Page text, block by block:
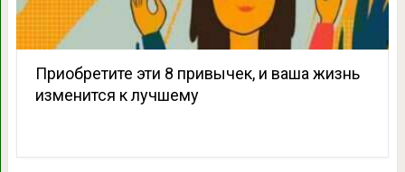
Приобретите эти 8 привычек, и ваша жизнь
изменится к лучшему